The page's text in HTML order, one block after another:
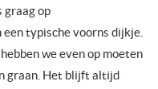
graag op
typische voorns dijkje.
we even op moeten
graan. Het blijft altijd